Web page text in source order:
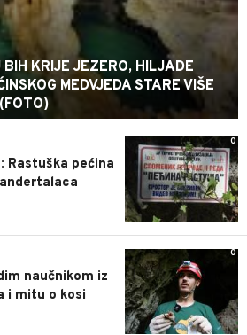
KRIJE JEZERO, HILJADE
MEDVJEDA STARE VIŠE
0
Rastuška pećina
0
naučnikom iz
i mitu o kosi